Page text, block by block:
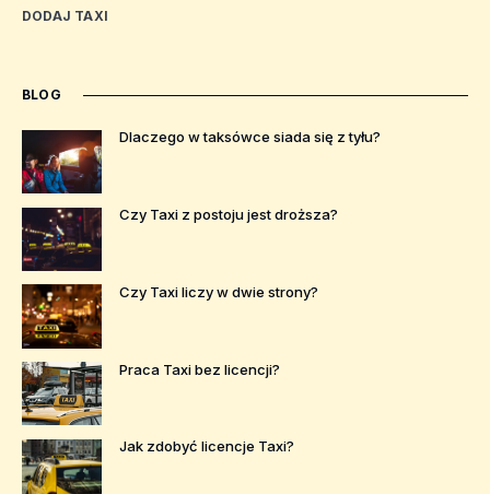
DODAJ TAXI
BLOG
Dlaczego w taksówce siada się z tyłu?
Czy Taxi z postoju jest droższa?
Czy Taxi liczy w dwie strony?
Praca Taxi bez licencji?
Jak zdobyć licencje Taxi?